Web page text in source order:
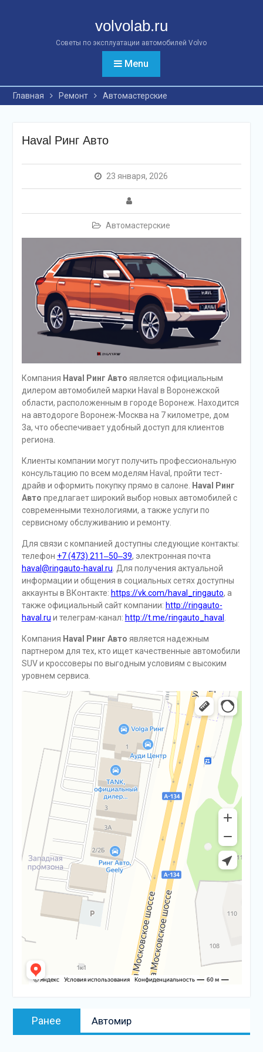
volvolab.ru
Советы по эксплуатации автомобилей Volvo
Menu
Главная Ремонт Автомастерские
Haval Ринг Авто
23 января, 2026
Автомастерские
Компания Haval Ринг Авто является официальным
дилером автомобилей марки Haval в Воронежской
области, расположенным в городе Воронеж. Находится
на автодороге Воронеж-Москва на 7 километре, дом
3а, что обеспечивает удобный доступ для клиентов
региона.
Клиенты компании могут получить профессиональную
консультацию по всем моделям Haval, пройти тест-
драйв и оформить покупку прямо в салоне. Haval Ринг
Авто предлагает широкий выбор новых автомобилей с
современными технологиями, а также услуги по
сервисному обслуживанию и ремонту.
Для связи с компанией доступны следующие контакты:
телефон +7 (473) 211‒50‒39, электронная почта
haval@ringauto-haval.ru. Для получения актуальной
информации и общения в социальных сетях доступны
аккаунты в ВКонтакте: https://vk.com/haval_ringauto, а
также официальный сайт компании: http://ringauto-
haval.ru и телеграм-канал: http://t.me/ringauto_haval .
Компания Haval Ринг Авто является надежным
партнером для тех, кто ищет качественные автомобили
SUV и кроссоверы по выгодным условиям с высоким
уровнем сервиса.
Навигация
Ранее
Предыдущая
запись:
Автомир